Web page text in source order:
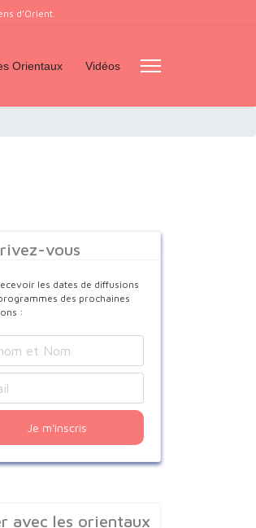
d’Orient.
Orientaux Vidéos
vous
les dates de diffusions
des prochaines
:
Je m'inscris
avec les orientaux